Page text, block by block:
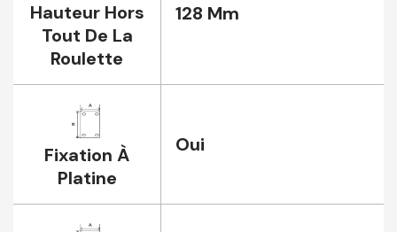
Hauteur Hors
Tout De La
Roulette
128 Mm
Fixation À
Platine
Oui